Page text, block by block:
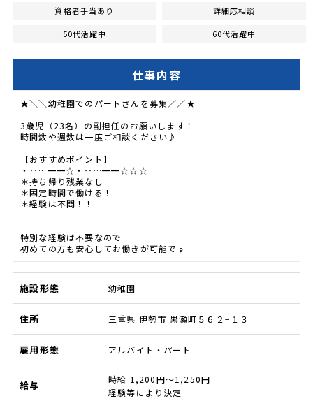
資格者手当あり 詳細応相談
50代活躍中 60代活躍中
仕事内容
★＼＼幼稚園でのパートさんを募集／／★
3歳児（23名）の副担任のお願いします！
時間数や週数は一度ご相談ください♪
【おすすめポイント】
・‥…━━☆・‥…━━☆☆☆
＊持ち帰り残業なし
＊固定時間で働ける！
＊経験は不問！！
特別な経験は不要なので
初めての方も安心してお働きが可能です
施設形態 幼稚園
住所 三重県 伊勢市 黒瀬町５６２−１３
雇用形態 アルバイト・パート
給与
時給 1,200円～1,250円
経験等により決定